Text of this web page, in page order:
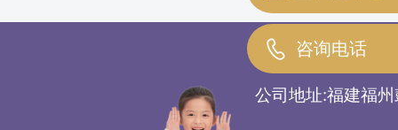
公司地址:福建福
咨询电话